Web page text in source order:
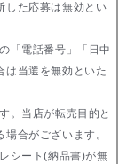
した応募は無効とい
「電話番号」「日中
は当選を無効といた
。当店が転売目的と
合がございます。
シート(納品書)が無